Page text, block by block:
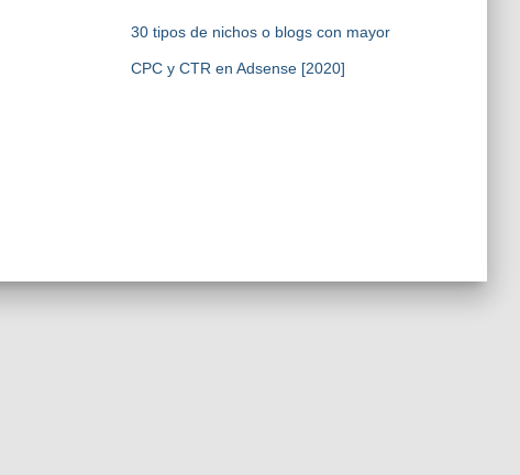
30 tipos de nichos o blogs con mayor
CPC y CTR en Adsense [2020]